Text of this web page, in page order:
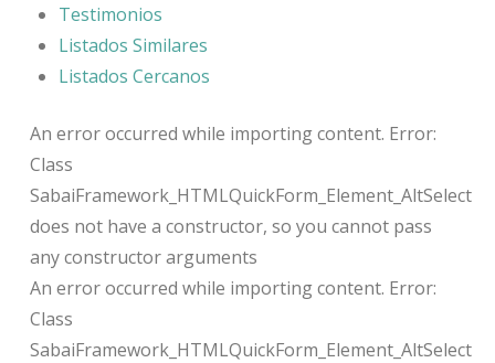
Testimonios
Listados Similares
Listados Cercanos
An error occurred while importing content. Error:
Class
SabaiFramework_HTMLQuickForm_Element_AltSelect
does not have a constructor, so you cannot pass
any constructor arguments
An error occurred while importing content. Error:
Class
SabaiFramework_HTMLQuickForm_Element_AltSelect